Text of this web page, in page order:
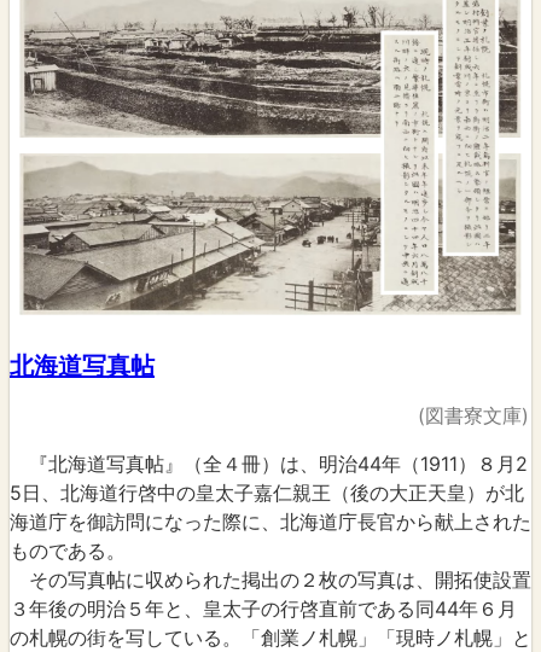
北海道写真帖
(図書寮文庫)
『北海道写真帖』（全４冊）は、明治44年（1911）８月2
5日、北海道行啓中の皇太子嘉仁親王（後の大正天皇）が北
海道庁を御訪問になった際に、北海道庁長官から献上された
ものである。
その写真帖に収められた掲出の２枚の写真は、開拓使設置
３年後の明治５年と、皇太子の行啓直前である同44年６月
の札幌の街を写している。「創業ノ札幌」「現時ノ札幌」と